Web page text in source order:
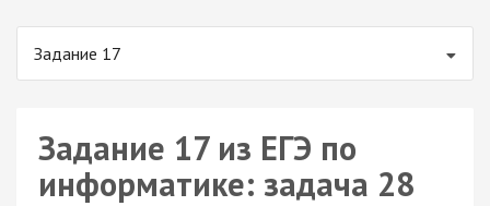
Задание 17
Задание 17 из ЕГЭ по
информатике: задача 28